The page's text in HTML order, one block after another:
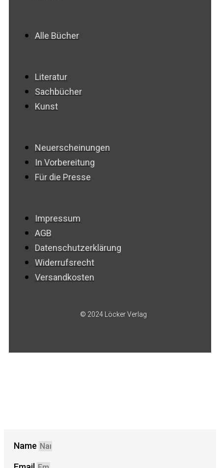
Alle Bücher
Literatur
Sachbücher
Kunst
Neuerscheinungen
In Vorbereitung
Für die Presse
Impressum
AGB
Datenschutzerklärung
Widerrufsrecht
Versandkosten
© 2024 Löcker Verlag
Name